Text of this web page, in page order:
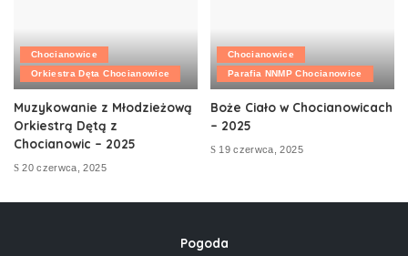
Chocianowice
Orkiestra Dęta Chocianowice
Muzykowanie z Młodzieżową
Orkiestrą Dętą z
Chocianowic – 2025
20 czerwca, 2025
Chocianowice
Parafia NNMP Chocianowice
Boże Ciało w Chocianowicach
– 2025
19 czerwca, 2025
Pogoda